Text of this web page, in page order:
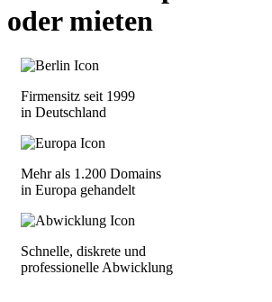
oder mieten
Firmensitz seit 1999
in Deutschland
Mehr als 1.200 Domains
in Europa gehandelt
Schnelle, diskrete und
professionelle Abwicklung